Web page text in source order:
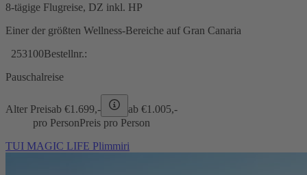
8-tägige Flugreise, DZ inkl. HP
Einer der größten Wellness-Bereiche auf Gran Canaria
253100Bestellnr.:
Pauschalreise
Alter Preisab €1.699,- ab €1.005,-
pro PersonPreis pro Person
TUI MAGIC LIFE Plimmiri